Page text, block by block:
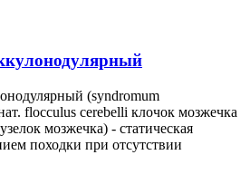
(syndromum
flocculus cerebelli клочок мозжечка
мозжечка) - статическая
походки при отсутствии